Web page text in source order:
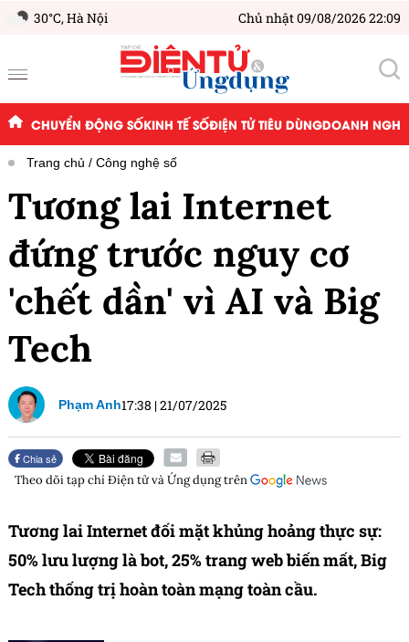
30°C,Hà Nội Chủ nhật 09/08/2026 22:09
CHUYỂN ĐỘNG SỐKINH TẾ SỐĐIỆN TỬ TIÊU DÙNGDOANH
Trang chủ Công nghệ số
Tương lai Internet
đứng trước nguy cơ
'chết dần' vì AI và Big
Tech
Phạm Anh17:38 |21/07/2025
Chia sẻ
Theo dõi tạp chíĐiện tử và Ứng dụngtrên
Tương lai Internet đối mặt khủng hoảng thực sự:
50% lưu lượng là bot, 25% trang web biến mất, Big
Tech thống trị hoàn toàn mạng toàn cầu.